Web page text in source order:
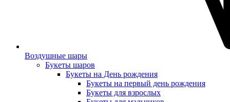
Воздушные шары
Букеты шаров
Букеты на День рождения
Букеты на первый день рождения
Букеты для взрослых